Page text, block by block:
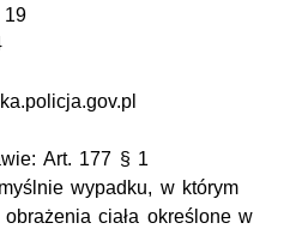
19
Art. 177 § 1
wypadku, w którym
ciała określone w